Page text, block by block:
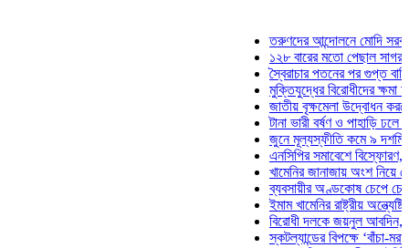
তরুণদের আন্দোলনে মোদি সরকার
১২৮ বারের মতো পেছাল সাগর-রুনি
স্বৈরাচার পতনের পর গুপ্ত বাহিনীর
মুক্তিযুদ্ধের বিরোধীদের ক্ষমা
জাতীয় বৃক্ষমেলা উদ্বোধন করলেন
টানা ভারী বর্ষণ ও পাহাড়ি ঢলে
জুনে মূল্যস্ফীতি কমে ৯ দশমিক ১৬
এনসিপির সমাবেশে বিস্ফোরণ,
খামেনির জানাজায় অংশ নিয়ে দেশে
ব্যবসায়ীর অণ্ডকোষ চেপে চেক-
ইমাম খামেনির রাষ্ট্রীয়
বিরোধী দলকে জয়নুল আবদিন,
স্কটল্যান্ডের বিপক্ষে ‘বাঁচা-মরার